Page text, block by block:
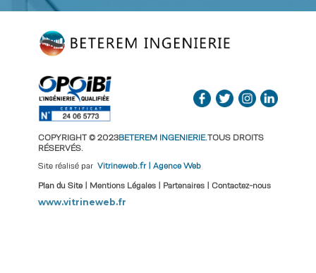
COPYRIGHT © 2023BETEREM INGENIERIE.TOUS DROITS
RÉSERVÉS.
Site réalisé par Vitrineweb.fr | Agence Web
Plan du Site | Mentions Légales | Partenaires | Contactez-nous
www.vitrineweb.fr